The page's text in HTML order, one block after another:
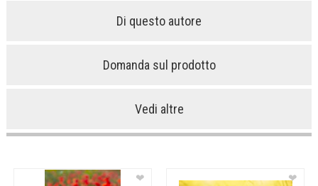
Di questo autore
Domanda sul prodotto
Vedi altre
❤ ❤